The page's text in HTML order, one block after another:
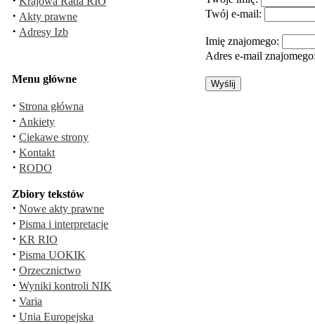
· Akty prawne
· Adresy Izb
Menu główne
· Strona główna
· Ankiety
· Ciekawe strony
· Kontakt
· RODO
Zbiory tekstów
· Nowe akty prawne
· Pisma i interpretacje
· KR RIO
· Pisma UOKIK
· Orzecznictwo
· Wyniki kontroli NIK
· Varia
· Unia Europejska
Twój e-mail:
Imię znajomego:
Adres e-mail